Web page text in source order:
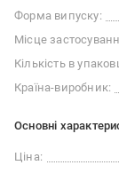
Форма випуску:
Місце
Кількість в
Країна-виробник:
Основні
Ціна: